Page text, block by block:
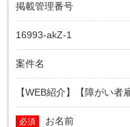
掲載管理番号
16993-akZ-1
案件名
【WEB紹介】【障がい
必須 お名前